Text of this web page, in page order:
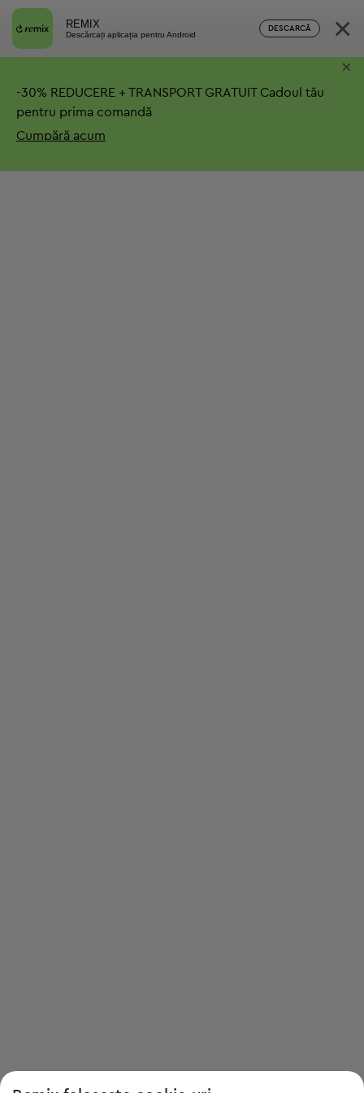
REMIX
Descărcați aplicația pentru Android
DESCARCĂ ×
-30% REDUCERE + TRANSPORT GRATUITCadoul tău
pentru prima comandă
Cumpără acum
×